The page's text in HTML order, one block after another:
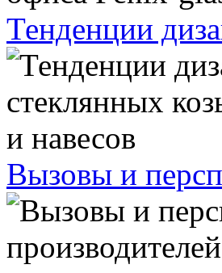
Тенденции
Вызовы и